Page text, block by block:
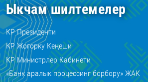
Ыкчам шилтемелер
КР Президенти
КР Жогорку Кеңеши
КР Министрлер Кабинети
«Банк аралык процессинг борбору» ЖАК